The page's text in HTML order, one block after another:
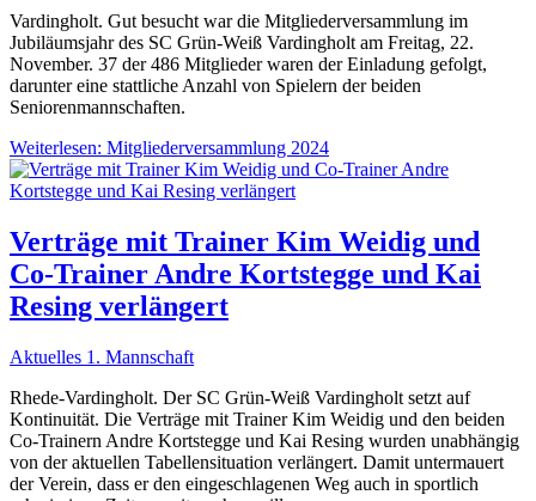
Vardingholt. Gut besucht war die Mitgliederversammlung im
Jubiläumsjahr des SC Grün-Weiß Vardingholt am Freitag, 22.
November. 37 der 486 Mitglieder waren der Einladung gefolgt,
darunter eine stattliche Anzahl von Spielern der beiden
Seniorenmannschaften.
Weiterlesen: Mitgliederversammlung 2024
Verträge mit Trainer Kim Weidig und
Co-Trainer Andre Kortstegge und Kai
Resing verlängert
Aktuelles 1. Mannschaft
Rhede-Vardingholt. Der SC Grün-Weiß Vardingholt setzt auf
Kontinuität. Die Verträge mit Trainer Kim Weidig und den beiden
Co-Trainern Andre Kortstegge und Kai Resing wurden unabhängig
von der aktuellen Tabellensituation verlängert. Damit untermauert
der Verein, dass er den eingeschlagenen Weg auch in sportlich